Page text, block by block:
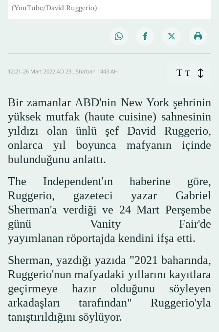
(YouTube/David Ruggerio)
12:21-26 Mart 2022 AD ـ 23 Sha’ban 1443 AH T T
Bir zamanlar ABD'nin New York şehrinin
yüksek mutfak (haute cuisine) sahnesinin
yıldızı olan ünlü şef David Ruggerio,
onlarca yıl boyunca mafyanın içinde
bulunduğunu anlattı.
The Independent'ın haberine göre,
Ruggerio, gazeteci yazar Gabriel
Sherman'a verdiği ve 24 Mart Perşembe
günü Vanity Fair'de
yayımlanan röportajda kendini ifşa etti.
Sherman, yazdığı yazıda "2021 baharında,
Ruggerio'nun mafyadaki yıllarını kayıtlara
geçirmeye hazır olduğunu söyleyen
arkadaşları tarafından" Ruggerio'yla
tanıştırıldığını söylüyor.